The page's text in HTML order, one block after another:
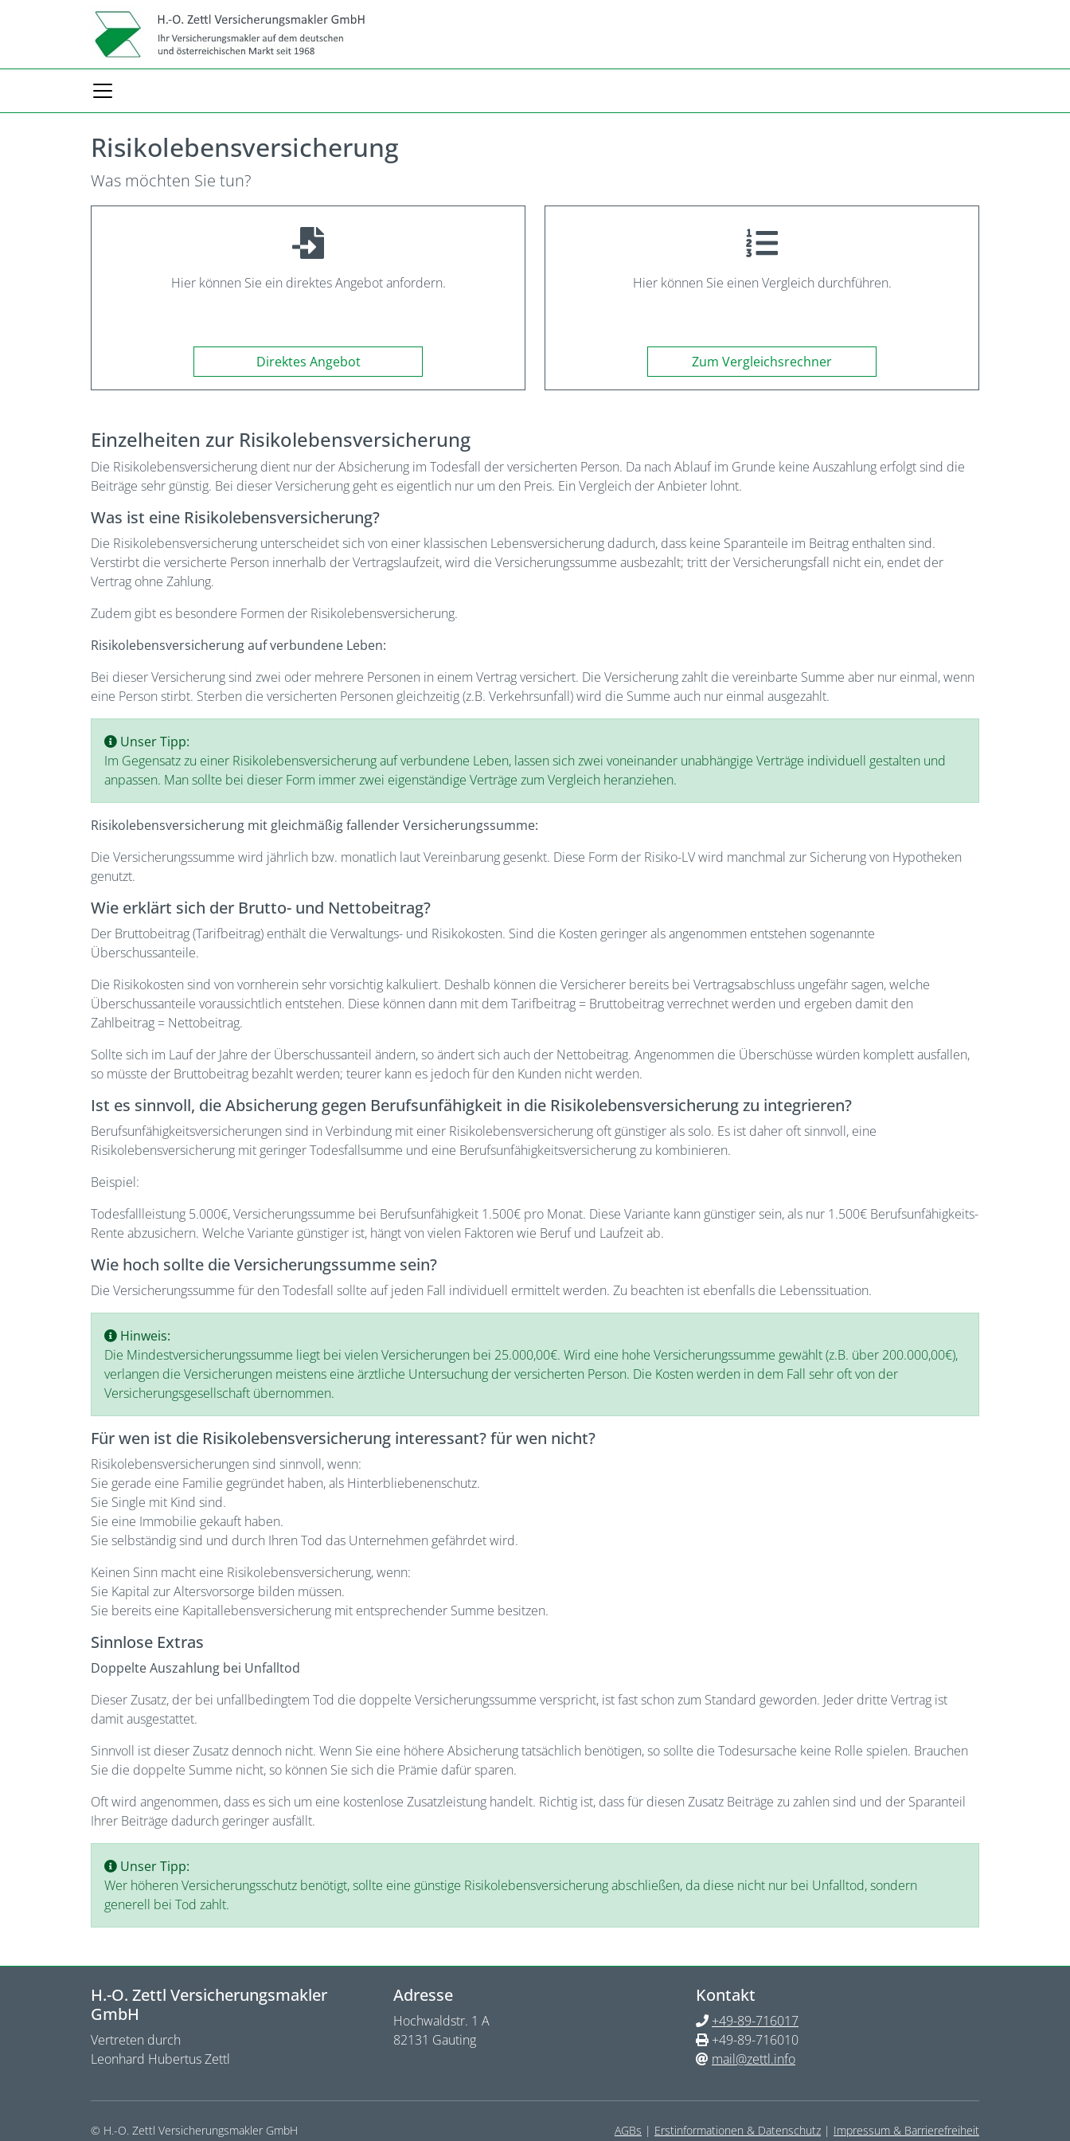
Risikolebensversicherung
Was möchten Sie tun?
Hier können Sie ein direktes Angebot anfordern.
Direktes Angebot
Hier können Sie einen Vergleich durchführen.
Zum Vergleichsrechner
Einzelheiten zur Risikolebensversicherung
Die Risikolebensversicherung dient nur der Absicherung im Todesfall der versicherten Person. Da nach Ablauf im Grunde keine Auszahlung erfolgt sind die
Beiträge sehr günstig. Bei dieser Versicherung geht es eigentlich nur um den Preis. Ein Vergleich der Anbieter lohnt.
Was ist eine Risikolebensversicherung?
Die Risikolebensversicherung unterscheidet sich von einer klassischen Lebensversicherung dadurch, dass keine Sparanteile im Beitrag enthalten sind.
Verstirbt die versicherte Person innerhalb der Vertragslaufzeit, wird die Versicherungssumme ausbezahlt; tritt der Versicherungsfall nicht ein, endet der
Vertrag ohne Zahlung.
Zudem gibt es besondere Formen der Risikolebensversicherung.
Risikolebensversicherung auf verbundene Leben:
Bei dieser Versicherung sind zwei oder mehrere Personen in einem Vertrag versichert. Die Versicherung zahlt die vereinbarte Summe aber nur einmal, wenn
eine Person stirbt. Sterben die versicherten Personen gleichzeitig (z.B. Verkehrsunfall) wird die Summe auch nur einmal ausgezahlt.
Unser Tipp:
Im Gegensatz zu einer Risikolebensversicherung auf verbundene Leben, lassen sich zwei voneinander unabhängige Verträge individuell gestalten und
anpassen. Man sollte bei dieser Form immer zwei eigenständige Verträge zum Vergleich heranziehen.
Risikolebensversicherung mit gleichmäßig fallender Versicherungssumme:
Die Versicherungssumme wird jährlich bzw. monatlich laut Vereinbarung gesenkt. Diese Form der Risiko-LV wird manchmal zur Sicherung von Hypotheken
genutzt.
Wie erklärt sich der Brutto- und Nettobeitrag?
Der Bruttobeitrag (Tarifbeitrag) enthält die Verwaltungs- und Risikokosten. Sind die Kosten geringer als angenommen entstehen sogenannte
Überschussanteile.
Die Risikokosten sind von vornherein sehr vorsichtig kalkuliert. Deshalb können die Versicherer bereits bei Vertragsabschluss ungefähr sagen, welche
Überschussanteile voraussichtlich entstehen. Diese können dann mit dem Tarifbeitrag = Bruttobeitrag verrechnet werden und ergeben damit den
Zahlbeitrag = Nettobeitrag.
Sollte sich im Lauf der Jahre der Überschussanteil ändern, so ändert sich auch der Nettobeitrag. Angenommen die Überschüsse würden komplett ausfallen,
so müsste der Bruttobeitrag bezahlt werden; teurer kann es jedoch für den Kunden nicht werden.
Ist es sinnvoll, die Absicherung gegen Berufsunfähigkeit in die Risikolebensversicherung zu integrieren?
Berufsunfähigkeitsversicherungen sind in Verbindung mit einer Risikolebensversicherung oft günstiger als solo. Es ist daher oft sinnvoll, eine
Risikolebensversicherung mit geringer Todesfallsumme und eine Berufsunfähigkeitsversicherung zu kombinieren.
Beispiel:
Todesfallleistung 5.000€, Versicherungssumme bei Berufsunfähigkeit 1.500€ pro Monat. Diese Variante kann günstiger sein, als nur 1.500€ Berufsunfähigkeits-
Rente abzusichern. Welche Variante günstiger ist, hängt von vielen Faktoren wie Beruf und Laufzeit ab.
Wie hoch sollte die Versicherungssumme sein?
Die Versicherungssumme für den Todesfall sollte auf jeden Fall individuell ermittelt werden. Zu beachten ist ebenfalls die Lebenssituation.
Hinweis:
Die Mindestversicherungssumme liegt bei vielen Versicherungen bei 25.000,00€. Wird eine hohe Versicherungssumme gewählt (z.B. über 200.000,00€),
verlangen die Versicherungen meistens eine ärztliche Untersuchung der versicherten Person. Die Kosten werden in dem Fall sehr oft von der
Versicherungsgesellschaft übernommen.
Für wen ist die Risikolebensversicherung interessant? für wen nicht?
Risikolebensversicherungen sind sinnvoll, wenn:
Sie gerade eine Familie gegründet haben, als Hinterbliebenenschutz.
Sie Single mit Kind sind.
Sie eine Immobilie gekauft haben.
Sie selbständig sind und durch Ihren Tod das Unternehmen gefährdet wird.
Keinen Sinn macht eine Risikolebensversicherung, wenn:
Sie Kapital zur Altersvorsorge bilden müssen.
Sie bereits eine Kapitallebensversicherung mit entsprechender Summe besitzen.
Sinnlose Extras
Doppelte Auszahlung bei Unfalltod
Dieser Zusatz, der bei unfallbedingtem Tod die doppelte Versicherungssumme verspricht, ist fast schon zum Standard geworden. Jeder dritte Vertrag ist
damit ausgestattet.
Sinnvoll ist dieser Zusatz dennoch nicht. Wenn Sie eine höhere Absicherung tatsächlich benötigen, so sollte die Todesursache keine Rolle spielen. Brauchen
Sie die doppelte Summe nicht, so können Sie sich die Prämie dafür sparen.
Oft wird angenommen, dass es sich um eine kostenlose Zusatzleistung handelt. Richtig ist, dass für diesen Zusatz Beiträge zu zahlen sind und der Sparanteil
Ihrer Beiträge dadurch geringer ausfällt.
Unser Tipp:
Wer höheren Versicherungsschutz benötigt, sollte eine günstige Risikolebensversicherung abschließen, da diese nicht nur bei Unfalltod, sondern
generell bei Tod zahlt.
H.-O. Zettl Versicherungsmakler
GmbH
Vertreten durch
Leonhard Hubertus Zettl
Adresse
Hochwaldstr. 1 A
82131 Gauting
Kontakt
+49-89-716017
+49-89-716010
mail@zettl.info
© H.-O. Zettl Versicherungsmakler GmbH AGBs | Erstinformationen & Datenschutz | Impressum & Barrierefreiheit